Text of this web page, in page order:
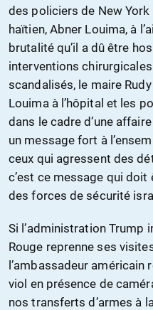
des policiers de New
haïtien, Abner Louima, à
brutalité qu’il a dû être
interventions
scandalisés, le maire
Louima à l’hôpital et les
dans le cadre d’une
un message fort à
ceux qui agressent des
c’est ce message qui doit
des forces de sécurité
Si l’administration Trump
Rouge reprenne ses
l’ambassadeur américain
viol en présence de
nos transferts d’armes à